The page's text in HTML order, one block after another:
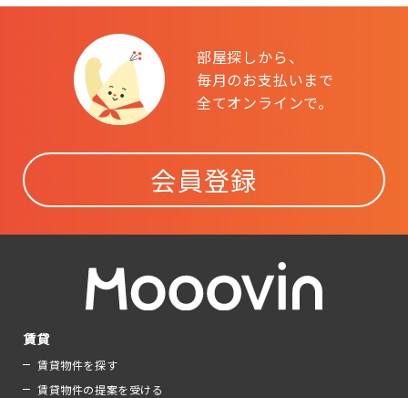
部屋探しから、
毎月のお支払いまで
全てオンラインで。
会員登録
賃貸
賃貸物件を探す
賃貸物件の提案を受ける